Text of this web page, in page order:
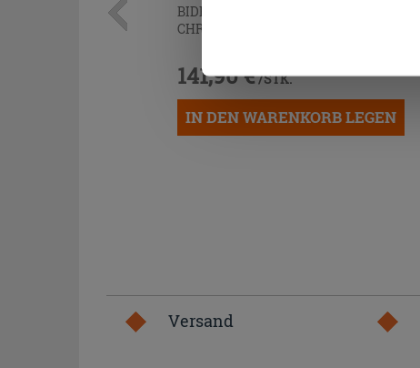
BIDETMISCHER GEA OHNE ABFLUSS
CHROM
141,90 € /STK.
IN DEN WARENKORB LEGEN
Versand